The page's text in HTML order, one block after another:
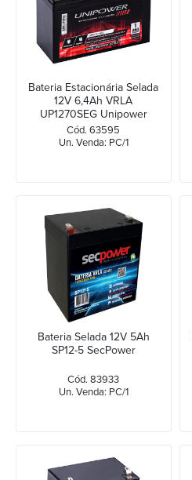
Bateria Estacionária Selada
12V 6,4Ah VRLA
UP1270SEG Unipower
Cód. 63595
Un. Venda: PC/1
Bateria Selada 12V 5Ah
SP12-5 SecPower
Cód. 83933
Un. Venda: PC/1